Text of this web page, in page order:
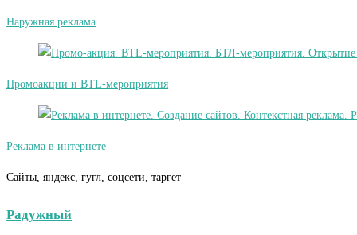
Наружная реклама
Промоакции и BTL-мероприятия
Реклама в интернете
Сайты, яндекс, гугл, соцсети, таргет
Радужный